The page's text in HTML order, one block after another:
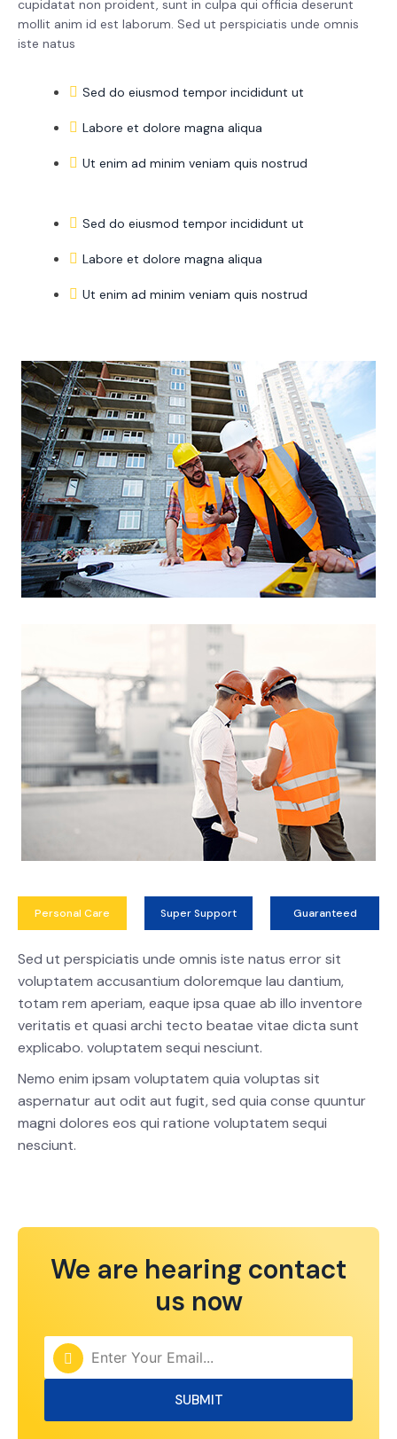
cupidatat non proident, sunt in culpa qui officia deserunt
mollit anim id est laborum. Sed ut perspiciatis unde omnis
iste natus
Sed do eiusmod tempor incididunt ut
Labore et dolore magna aliqua
Ut enim ad minim veniam quis nostrud
Sed do eiusmod tempor incididunt ut
Labore et dolore magna aliqua
Ut enim ad minim veniam quis nostrud
Personal Care Super Support Guaranteed
Sed ut perspiciatis unde omnis iste natus error sit
voluptatem accusantium doloremque lau dantium,
totam rem aperiam, eaque ipsa quae ab illo inventore
veritatis et quasi archi tecto beatae vitae dicta sunt
explicabo. voluptatem sequi nesciunt.
Nemo enim ipsam voluptatem quia voluptas sit
aspernatur aut odit aut fugit, sed quia conse quuntur
magni dolores eos qui ratione voluptatem sequi
nesciunt.
We are hearing contact
us now